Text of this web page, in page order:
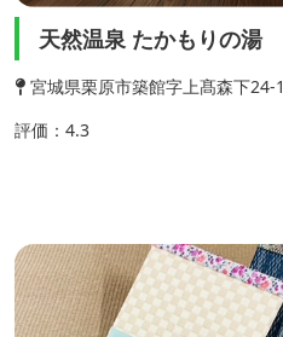
天然温泉 たかもりの湯
宮城県栗原市築館字上髙森下24-1
評価：4.3